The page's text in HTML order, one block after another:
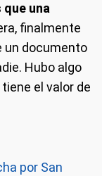
una
finalmente
un documento
Hubo algo
el valor de
por San